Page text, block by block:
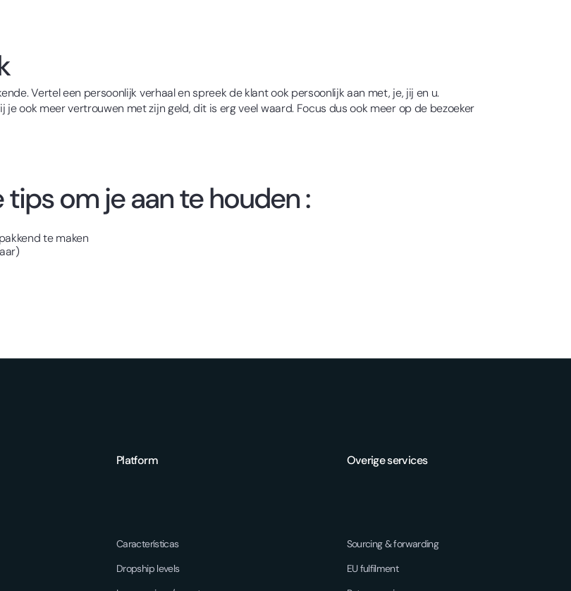
Vertel een persoonlijk verhaal en spreek de klant ook persoonlijk aan met, je, jij en u.
ook meer vertrouwen met zijn geld, dit is erg veel waard. Focus dus ook meer op de bezoeker
om je aan te houden :
te maken
Platform
Características
Dropship levels
Overige services
Sourcing & forwarding
EU fulfilment